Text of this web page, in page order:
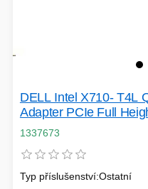
DELL Intel X710- T4L
Adapter PCIe Full
1337673
Typ příslušenství:Ostatní